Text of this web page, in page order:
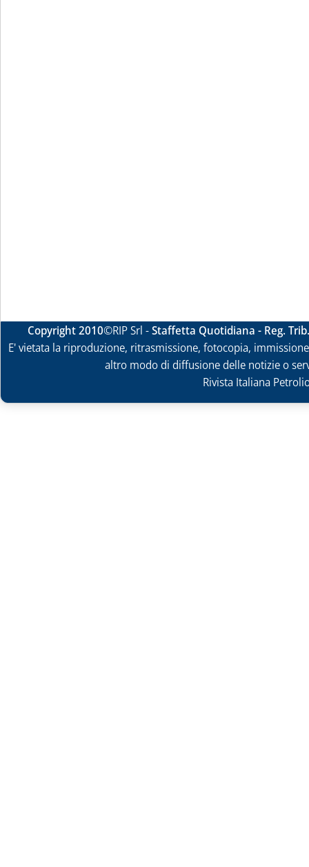
Copyright 2010©RIP Srl -Staffetta Quotidiana - Reg.
E' vietata la riproduzione, ritrasmissione, fotocopia,
altro modo di diffusione delle notizie o
Rivista Italiana